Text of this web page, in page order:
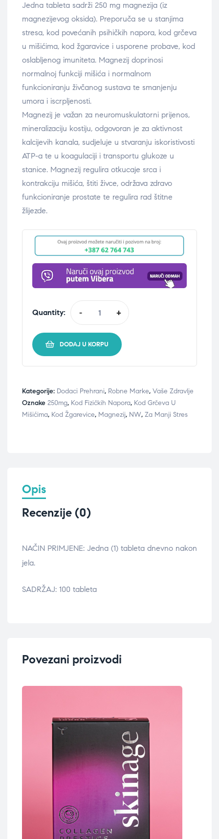
Jedna tableta sadrži 250 mg magnezija (iz
magnezijevog oksida). Preporuča se u stanjima
stresa, kod povećanih psihičkih napora, kod grčeva
u mišićima, kod žgaravice i usporene probave, kod
oslabljenog imuniteta. Magnezij doprinosi
normalnoj funkciji mišića i normalnom
funkcioniranju živčanog sustava te smanjenju
umora i iscrpljenosti.
Magnezij je važan za neuromuskulatorni prijenos,
mineralizaciju kostiju, odgovoran je za aktivnost
kalcijevih kanala, sudjeluje u stvaranju iskoristivosti
ATP-a te u koagulaciji i transportu glukoze u
stanice. Magnezij regulira otkucaje srca i
kontrakciju mišića, štiti živce, održava zdravo
funkcioniranje prostate te regulira rad štitne
žlijezde.
Quantity: - +
DODAJ U KORPU
Kategorije: Dodaci Prehrani, Robne Marke, Vaše Zdravlje
Oznake 250mg, Kod Fizičkih Napora, Kod Grčeva U
Mišićima, Kod Žgarevice, Magnezij, NW, Za Manji Stres
Opis
Recenzije (0)
NAČIN PRIMJENE: Jedna (1) tableta dnevno nakon
jela.
SADRŽAJ: 100 tableta
Povezani proizvodi